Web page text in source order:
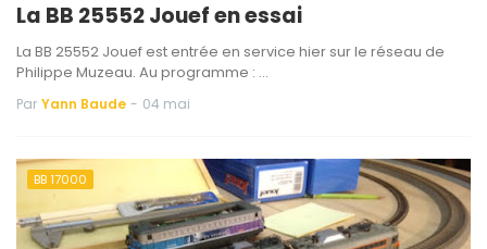
La BB 25552 Jouef en essai
La BB 25552 Jouef est entrée en service hier sur le réseau de
Philippe Muzeau. Au programme : …
Par Yann Baude - 04 mai
BB 17000